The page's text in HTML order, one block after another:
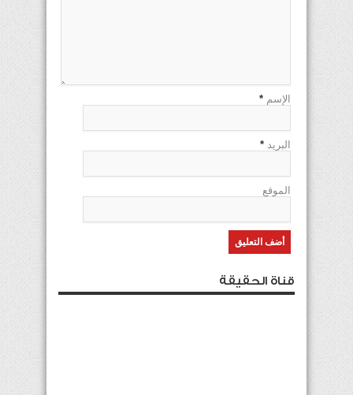
الإسم *
البريد *
الموقع
قناة الحقيقة